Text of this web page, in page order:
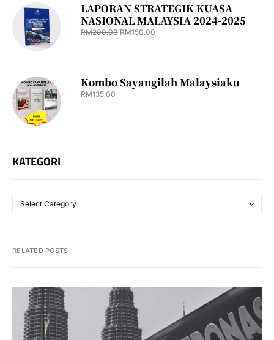
LAPORAN STRATEGIK KUASA
NASIONAL MALAYSIA 2024-2025
RM200.00 RM150.00
Kombo Sayangilah Malaysiaku
RM135.00
KATEGORI
RELATED POSTS